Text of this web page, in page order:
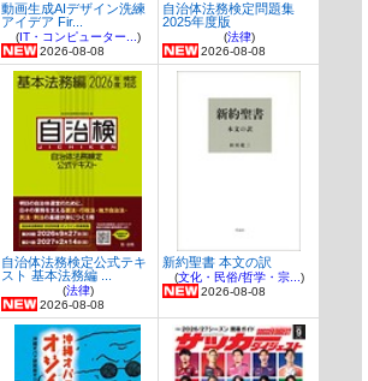
動画生成AIデザイン洗練
アイデア Fir...
(IT・コンピューター...)
2026-08-08
自治体法務検定問題集
2025年度版
(法律)
2026-08-08
自治体法務検定公式テキ
スト 基本法務編 ...
(法律)
2026-08-08
新約聖書 本文の訳
(文化・民俗/哲学・宗...)
2026-08-08